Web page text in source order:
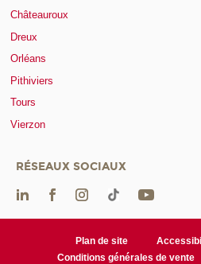
Châteauroux
Dreux
Orléans
Pithiviers
Tours
Vierzon
RÉSEAUX SOCIAUX
Plan de site
Conditions générales de vente